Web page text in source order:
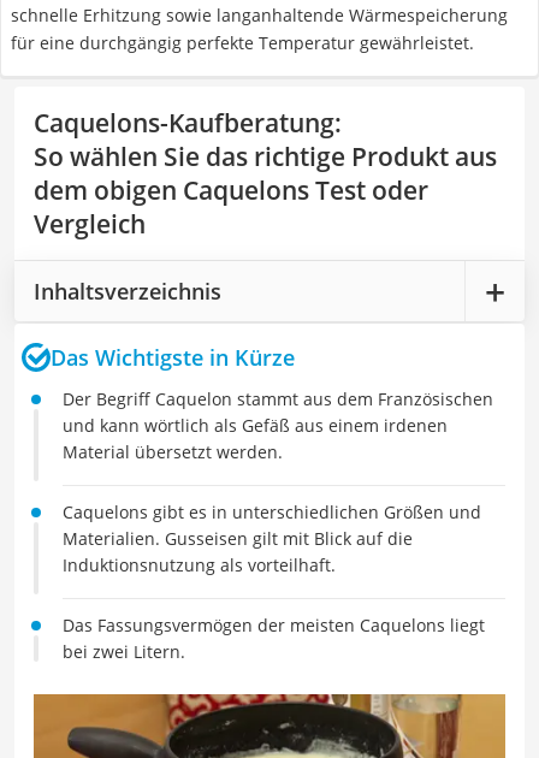
schnelle Erhitzung sowie langanhaltende Wärmespeicherung
für eine durchgängig perfekte Temperatur gewährleistet.
Caquelons-Kaufberatung:
So wählen Sie das richtige Produkt aus
dem obigen Caquelons Test oder
Vergleich
Inhaltsverzeichnis
Das Wichtigste in Kürze
Der Begriff Caquelon stammt aus dem Französischen
und kann wörtlich als Gefäß aus einem irdenen
Material übersetzt werden.
Caquelons gibt es in unterschiedlichen Größen und
Materialien. Gusseisen gilt mit Blick auf die
Induktionsnutzung als vorteilhaft.
Das Fassungsvermögen der meisten Caquelons liegt
bei zwei Litern.